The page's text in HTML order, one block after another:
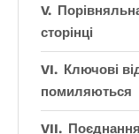
сторінці
Ключові
помиляються